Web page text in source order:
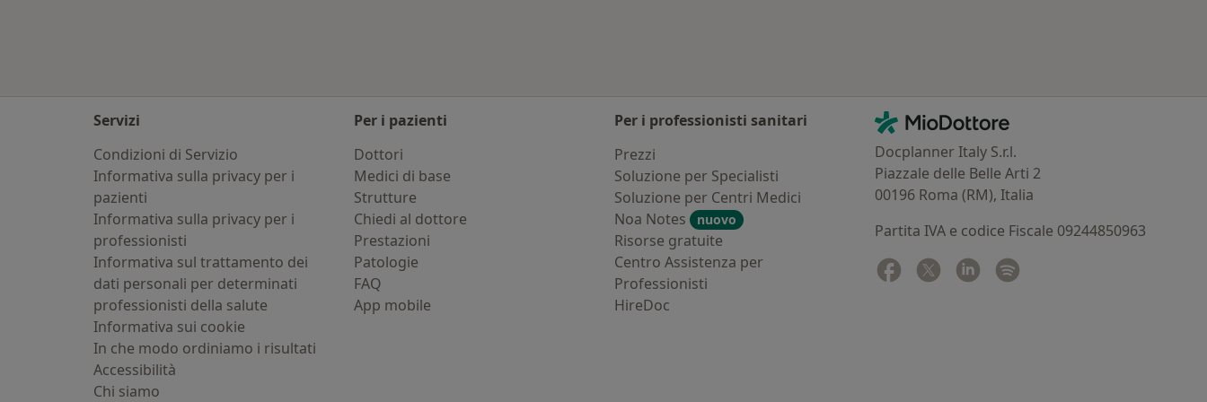
Servizi
Condizioni di Servizio
Informativa sulla privacy per i
pazienti
Informativa sulla privacy per i
professionisti
Informativa sul trattamento dei
dati personali per determinati
professionisti della salute
Informativa sui cookie
In che modo ordiniamo i risultati
Accessibilità
Chi siamo
Per i pazienti
Dottori
Medici di base
Strutture
Chiedi al dottore
Prestazioni
Patologie
FAQ
App mobile
Per i professionisti sanitari
Prezzi
Soluzione per Specialisti
Soluzione per Centri Medici
Noa Notes
nuovo
Risorse gratuite
Centro Assistenza per
Professionisti
HireDoc
Contatti
MioDottore - Homepage
Docplanner Italy S.r.l.
Piazzale delle Belle Arti 2
00196 Roma (RM), Italia
Partita IVA e codice Fiscale 09244850963
Facebook
si apre in una nuova scheda
Twitter
si apre in una nuova scheda
Linkedin
si apre in una nuova scheda